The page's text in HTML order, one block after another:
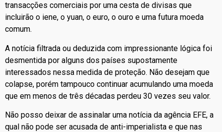
transacções comerciais por uma cesta de divisas que
incluirão o iene, o yuan, o euro, o ouro e uma futura moeda
comum.
A notícia filtrada ou deduzida com impressionante lógica foi
desmentida por alguns dos países supostamente
interessados nessa medida de proteção. Não desejam que
colapse, porém tampouco continuar acumulando uma moeda
que em menos de três décadas perdeu 30 vezes seu valor.
Não posso deixar de assinalar uma notícia da agência EFE, a
qual não pode ser acusada de anti-imperialista e que nas